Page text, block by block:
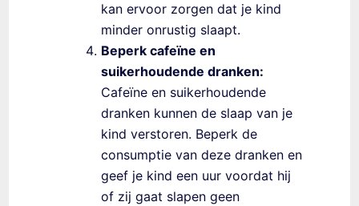
kan ervoor zorgen dat je kind
minder onrustig slaapt.
Beperk cafeïne en
suikerhoudende dranken:
Cafeïne en suikerhoudende
dranken kunnen de slaap van je
kind verstoren. Beperk de
consumptie van deze dranken en
geef je kind een uur voordat hij
of zij gaat slapen geen